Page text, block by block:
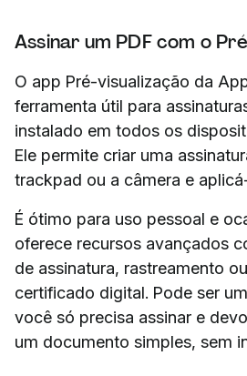
Assinar um PDF com o
O app Pré-visualização da
ferramenta útil para
instalado em todos os
Ele permite criar uma
trackpad ou a câmera e
É ótimo para uso pessoal e
oferece recursos avançados
de assinatura, rastreamento
certificado digital. Pode ser
você só precisa assinar e
um documento simples, sem